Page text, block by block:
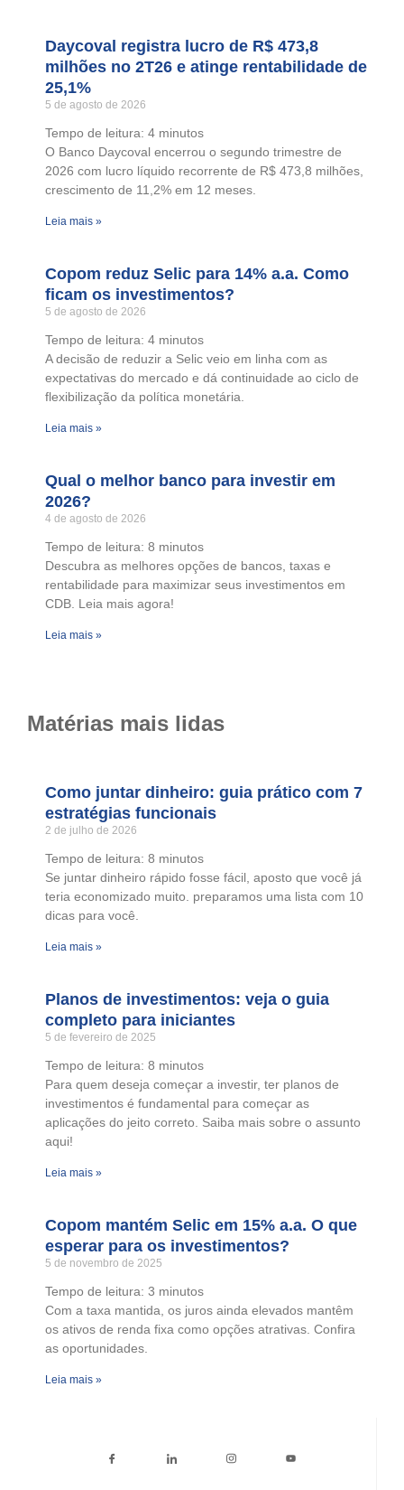
Daycoval registra lucro de R$ 473,8
milhões no 2T26 e atinge rentabilidade de
25,1%
5 de agosto de 2026
Tempo de leitura: 4 minutos
O Banco Daycoval encerrou o segundo trimestre de
2026 com lucro líquido recorrente de R$ 473,8 milhões,
crescimento de 11,2% em 12 meses.
Leia mais »
Copom reduz Selic para 14% a.a. Como
ficam os investimentos?
5 de agosto de 2026
Tempo de leitura: 4 minutos
A decisão de reduzir a Selic veio em linha com as
expectativas do mercado e dá continuidade ao ciclo de
flexibilização da política monetária.
Leia mais »
Qual o melhor banco para investir em
2026?
4 de agosto de 2026
Tempo de leitura: 8 minutos
Descubra as melhores opções de bancos, taxas e
rentabilidade para maximizar seus investimentos em
CDB. Leia mais agora!
Leia mais »
Matérias mais lidas
Como juntar dinheiro: guia prático com 7
estratégias funcionais
2 de julho de 2026
Tempo de leitura: 8 minutos
Se juntar dinheiro rápido fosse fácil, aposto que você já
teria economizado muito. preparamos uma lista com 10
dicas para você.
Leia mais »
Planos de investimentos: veja o guia
completo para iniciantes
5 de fevereiro de 2025
Tempo de leitura: 8 minutos
Para quem deseja começar a investir, ter planos de
investimentos é fundamental para começar as
aplicações do jeito correto. Saiba mais sobre o assunto
aqui!
Leia mais »
Copom mantém Selic em 15% a.a. O que
esperar para os investimentos?
5 de novembro de 2025
Tempo de leitura: 3 minutos
Com a taxa mantida, os juros ainda elevados mantêm
os ativos de renda fixa como opções atrativas. Confira
as oportunidades.
Leia mais »